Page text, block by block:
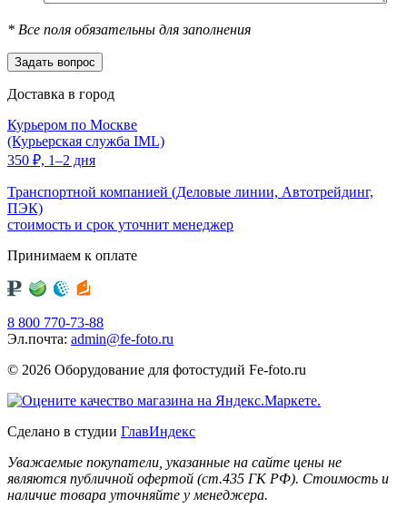
* Все поля обязательны для заполнения
Доставка в город
Курьером по Москве
(Курьерская служба IML)
350 ₽, 1–2 дня
Транспортной компанией (Деловые линии, Автотрейдинг,
ПЭК)
стоимость и срок уточнит менеджер
Принимаем к оплате
8 800 770-73-88
Эл.почта: admin@fe-foto.ru
© 2026 Оборудование для фотостудий Fe-foto.ru
Сделано в студии ГлавИндекс
Уважаемые покупатели, указанные на сайте цены не
являются публичной офертой (ст.435 ГК РФ). Стоимость и
наличие товара уточняйте у менеджера.